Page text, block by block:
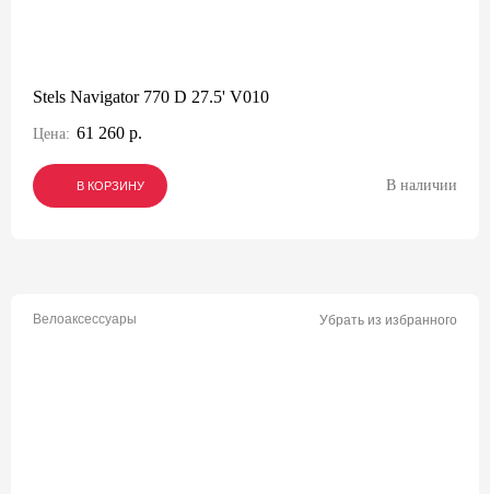
Stels Navigator 770 D 27.5' V010
Цена: 61 260 р.
В КОРЗИНУ
В КОРЗИНУ
В КОРЗИНУ В наличии
Велоаксессуары Убрать из избранного